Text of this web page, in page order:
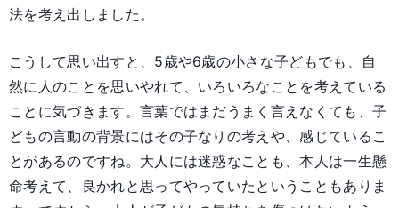
法を考え出しました。
こうして思い出すと、5歳や6歳の小さな子どもでも、自
然に人のことを思いやれて、いろいろなことを考えている
ことに気づきます。言葉ではまだうまく言えなくても、子
どもの言動の背景にはその子なりの考えや、感じているこ
とがあるのですね。大人には迷惑なことも、本人は一生懸
命考えて、良かれと思ってやっていたということもありま